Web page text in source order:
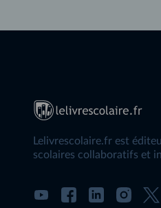
Lelivrescolaire.fr est
scolaires collaboratifs et